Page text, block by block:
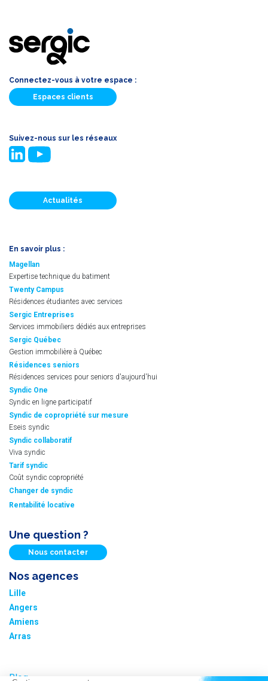
Connectez-vous à votre espace :
Espaces clients
Suivez-nous sur les réseaux
Actualités
En savoir plus :
Magellan
Expertise technique du batiment
Twenty Campus
Résidences étudiantes avec services
Sergic Entreprises
Services immobiliers dédiés aux entreprises
Sergic Québec
Gestion immobilière à Québec
Résidences seniors
Résidences services pour seniors d'aujourd'hui
Syndic One
Syndic en ligne participatif
Syndic de copropriété sur mesure
Eseis syndic
Syndic collaboratif
Viva syndic
Tarif syndic
Coût syndic copropriété
Changer de syndic
Rentabilité locative
Une question ?
Nous contacter
Nos agences
Lille
Angers
Amiens
Arras
Blog